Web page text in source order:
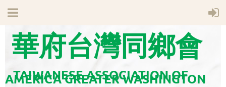
華府台灣同鄉會
TAIWANESE ASSOCIATION OF
AMERICA GREATER WASHINGTON